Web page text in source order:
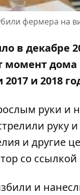
фермера на
в декабре
момент
и 2018
руки и
руку
и другие
со ссылкой
и